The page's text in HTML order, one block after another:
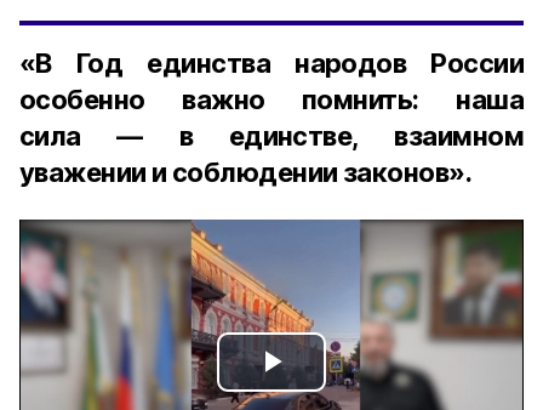
«В Год единства народов России
особенно важно помнить: наша
сила — в единстве, взаимном
уважении и соблюдении законов».
Play